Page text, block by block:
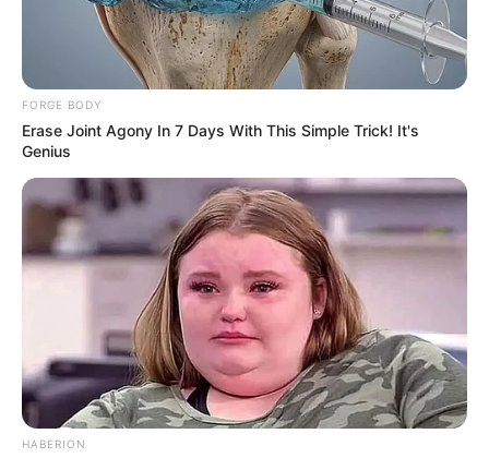
FORGE BODY
Erase Joint Agony In 7 Days With This Simple Trick! It's
Genius
HABERION